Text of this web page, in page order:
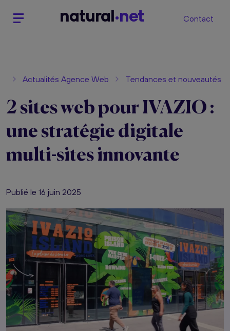
natural net Contact
Actualités Agence Web Tendances et nouveautés
2 sites web pour IVAZIO :
une stratégie digitale
multi-sites innovante
Publié le 16 juin 2025